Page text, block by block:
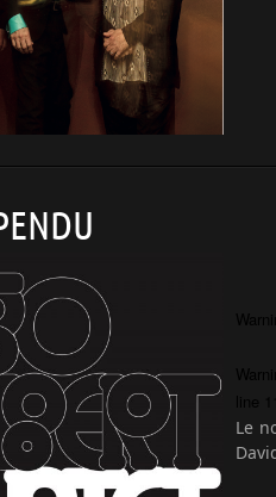
line
Le